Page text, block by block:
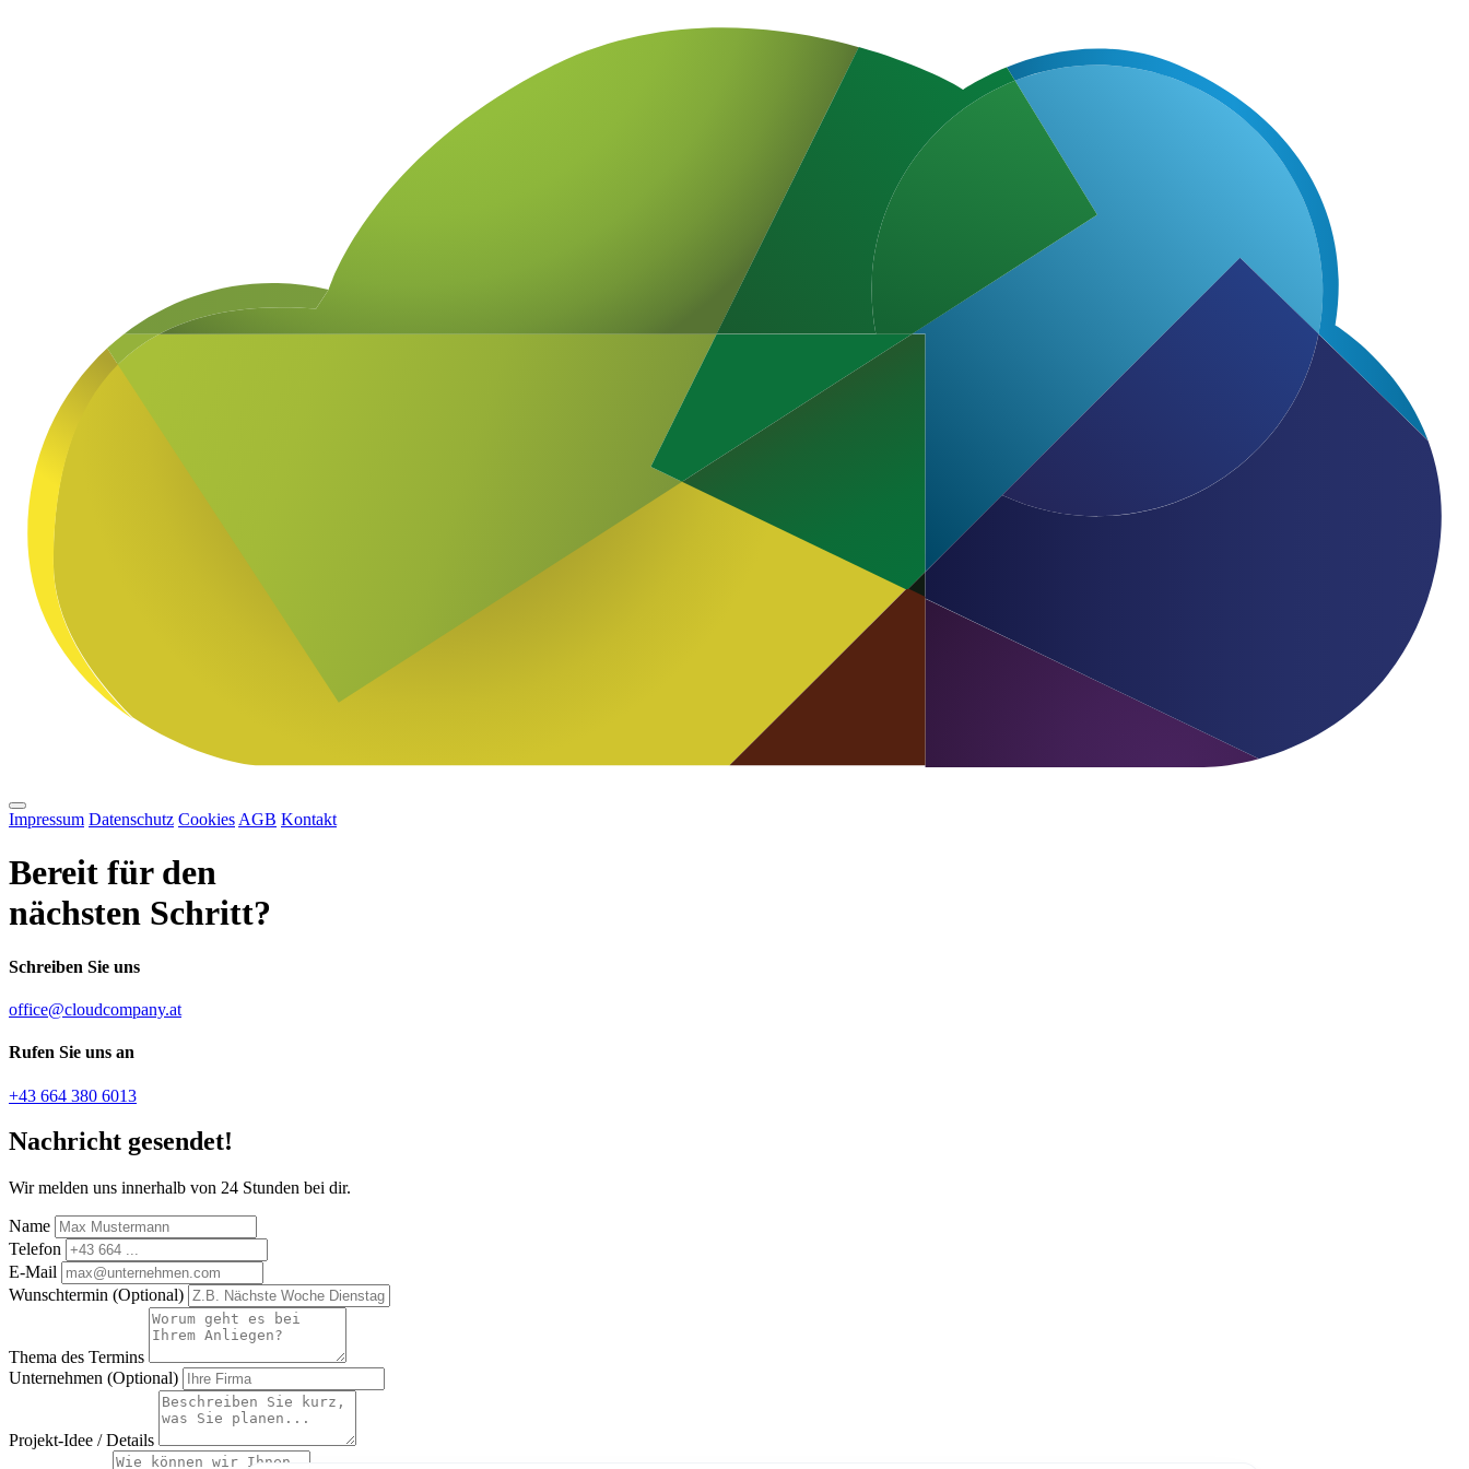
Impressum Datenschutz Cookies AGB Kontakt
Bereit für den
nächsten Schritt?
Schreiben Sie uns
office@cloudcompany.at
Rufen Sie uns an
+43 664 380 6013
Nachricht gesendet!
Wir melden uns innerhalb von 24 Stunden bei dir.
Name
Telefon
E-Mail
Wunschtermin (Optional)
Thema des Termins
Unternehmen (Optional)
Projekt-Idee / Details